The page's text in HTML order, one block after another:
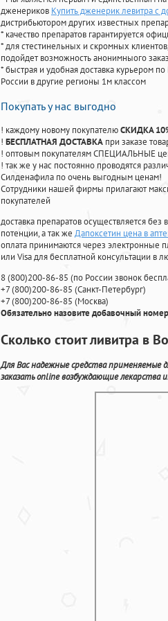
дженериков Купить дженерик левитра с
дистрибьютором других известных
* качество препаратов гарантируется
* для стестинельных и скромных
подойдет возможность анонимныого
* быстрая и удобная доставка курьером
России в другие регионы 1м классом
Покупать у нас выгодно
! каждому новому покупателюСКИДКА
! БЕСПЛАТНАЯ ДОСТАВКА при заказе
! оптовым покупателям СПЕЦИАЛЬНЫЕ
! так же у нас постоянно проводятся
Силденафила по очень выгодным ценам!
Cотрудники нашей фирмы прилагают
покупателей
доставка препаратов осуществляется
потенции, а так же Дапоксетин цена в
оплата принимаются через электронные
или Visa для бесплатной консультации в
8(800)200-86-85 (по России звонок
+7(800)200-86-85 (Санкт-Петербург)
+7(800)200-86-85 (Москва)
Обязательно назовите добавочный
Сколько стоит ливитра в
Для Вас надежные средства применяемые
заказать online возбуждающие лекарства